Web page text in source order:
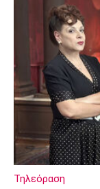
Τηλεόραση